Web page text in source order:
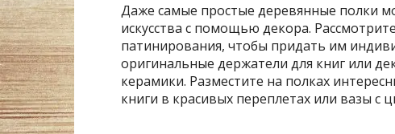
Даже самые простые деревянные полки
искусства с помощью декора.
патинирования, чтобы придать им
оригинальные держатели для книг или
керамики. Разместите на полках
книги в красивых переплетах или вазы с